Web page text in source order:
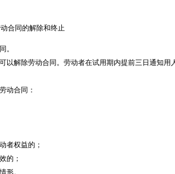
合同的解除和终止
。
解除劳动合同。劳动者在试用期内提前三日通知用
动合同：
者权益的；
的；
形。